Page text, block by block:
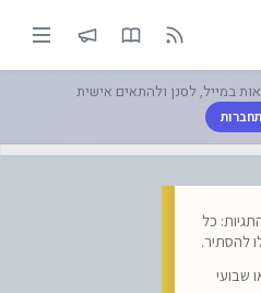
דרייווער:
במייל, לסנן ולהתאים אישית